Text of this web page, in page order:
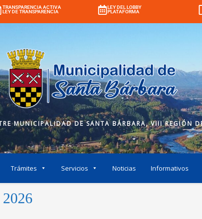
TRANSPARENCIA ACTIVA
LEY DE TRANSPARENCIA
LEY DEL LOBBY
PLATAFORMA
MUNICIPALIDAD DE SANTA BÁRBARA, VIII REGIÓN
Trámites Servicios Noticias Informativos